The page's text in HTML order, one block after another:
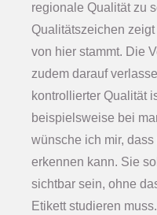
regionale Qualität zu
Qualitätszeichen
von hier stammt. Die
zudem darauf
kontrollierter Qualität
beispielsweise bei
wünsche ich mir,
erkennen kann. Sie
sichtbar sein, ohne
Etikett studieren muss.